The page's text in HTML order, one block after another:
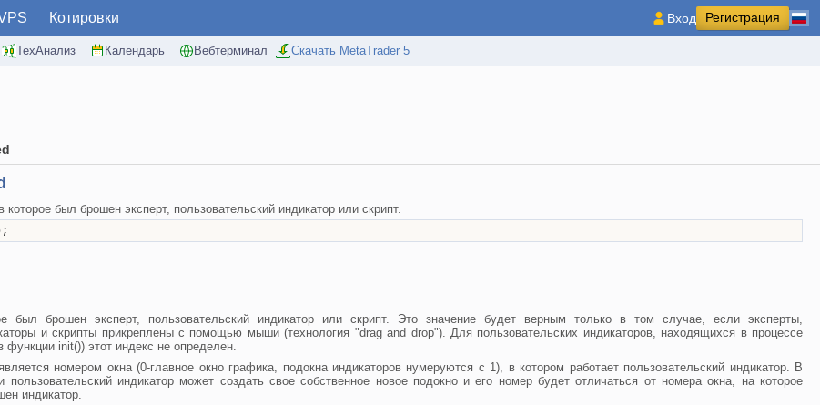
Котировки
ТехАнализ Календарь Вебтерминал Скачать MetaTrader 5
Вход Регистрация
которое был брошен эксперт, пользовательский индикатор или скрипт.
был брошен эксперт, пользовательский индикатор или скрипт. Это значение будет верным только в том случае, если эксперты,
и скрипты прикреплены с помощью мыши (технология "drag and drop"). Для пользовательских индикаторов, находящихся в процессе
функции init()) этот индекс не определен.
номером окна (0-главное окно графика, подокна индикаторов нумеруются с 1), в котором работает пользовательский индикатор. В
пользовательский индикатор может создать свое собственное новое подокно и его номер будет отличаться от номера окна, на которое
индикатор.